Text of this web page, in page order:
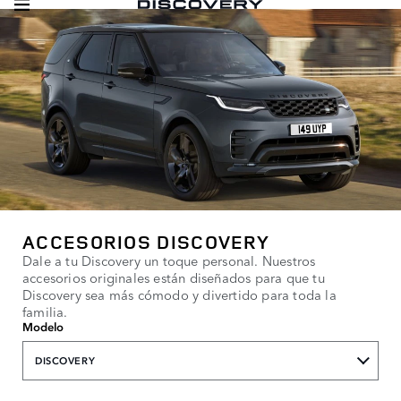
ACCESORIOS DISCOVERY
Dale a tu Discovery un toque personal. Nuestros
accesorios originales están diseñados para que tu
Discovery sea más cómodo y divertido para toda la
familia.
Modelo
DISCOVERY